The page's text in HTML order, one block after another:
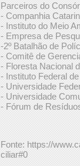
Parceiros do
- Companhia
- Instituto do Meio
- Empresa de
-2º Batalhão de
- Comitê de
- Floresta Nacional
- Instituto Federal
- Universidade
- Universidade
- Fórum de
Fonte: https://
ciliar#0